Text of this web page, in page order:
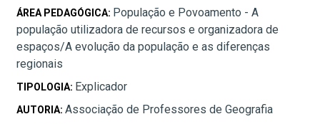
ÁREA PEDAGÓGICA: População e Povoamento - A
população utilizadora de recursos e organizadora de
espaços/A evolução da população e as diferenças
regionais
TIPOLOGIA: Explicador
AUTORIA: Associação de Professores de Geografia